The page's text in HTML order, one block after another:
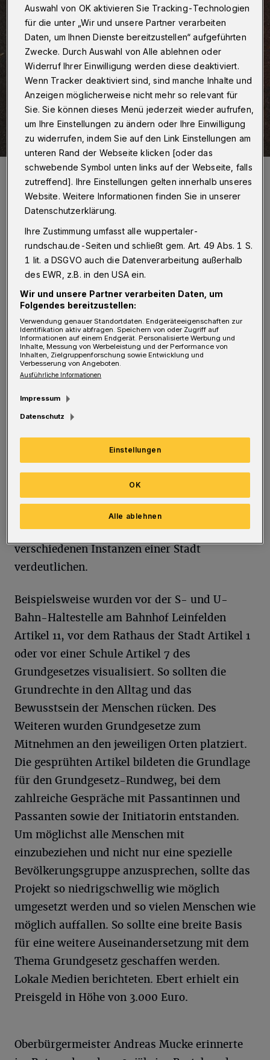
Schriftzug Artikel 1(1), Grundgesetz. Vor dem Rathaus in Leinfelden.
Foto: Iris Ebert
D ie Studentin Iris Ebert setzte sich in
demProjekt „Grundgesetz Rundweg“,
das aus eigenen Mitteln sowie aus einem
Projekt-Budget der Bergischen Universität
Wuppertal finanziert wurde, auf kreativ-
künstlerische Weise mit dem Grundgesetz
auseinander und brachte es in den
August 2018 sprühte sie in der baden-
württembergischen Kleinstadt Leinfelden
verschiedene Artikel des Grundgesetzes aus
wasserlöslicher Kreide im öffentlichen Raum
auf den Boden. Die ausgewählten Artikel
standen dabei im Zusammenhang mit den
entsprechenden Stellen der Stadt und sollten
die Wirkung des Grundgesetzes im Alltag mit
verschiedenen Instanzen einer Stadt
verdeutlichen.
Beispielsweise wurden vor der S- und U-
Bahn-Haltestelle am Bahnhof Leinfelden
Artikel 11, vor dem Rathaus der Stadt Artikel 1
oder vor einer Schule Artikel 7 des
Grundgesetzes visualisiert. So sollten die
Grundrechte in den Alltag und das
Bewusstsein der Menschen rücken. Des
Weiteren wurden Grundgesetze zum
Mitnehmen an den jeweiligen Orten platziert.
Die gesprühten Artikel bildeten die Grundlage
für den Grundgesetz-Rundweg, bei dem
zahlreiche Gespräche mit Passantinnen und
Passanten sowie der Initiatorin entstanden.
Um möglichst alle Menschen mit
einzubeziehen und nicht nur eine spezielle
Bevölkerungsgruppe anzusprechen, sollte das
Projekt so niedrigschwellig wie möglich
umgesetzt werden und so vielen Menschen wie
möglich auffallen. So sollte eine breite Basis
für eine weitere Auseinandersetzung mit dem
Thema Grundgesetz geschaffen werden.
Lokale Medien berichteten. Ebert erhielt ein
Preisgeld in Höhe von 3.000 Euro.
Oberbürgermeister Andreas Mucke erinnerte
Auswahl von OK aktivieren Sie Tracking-Technologien
für die unter „Wir und unsere Partner verarbeiten
Daten, um Ihnen Dienste bereitzustellen“ aufgeführten
Zwecke. Durch Auswahl von Alle ablehnen oder
Widerruf Ihrer Einwilligung werden diese deaktiviert.
Wenn Tracker deaktiviert sind, sind manche Inhalte und
Anzeigen möglicherweise nicht mehr so relevant für
Sie. Sie können dieses Menü jederzeit wieder aufrufen,
um Ihre Einstellungen zu ändern oder Ihre Einwilligung
zu widerrufen, indem Sie auf den Link Einstellungen am
unteren Rand der Webseite klicken [oder das
schwebende Symbol unten links auf der Webseite, falls
zutreffend]. Ihre Einstellungen gelten innerhalb unseres
Website. Weitere Informationen finden Sie in unserer
Datenschutzerklärung.
Ihre Zustimmung umfasst alle wuppertaler-
rundschau.de-Seiten und schließt gem. Art. 49 Abs. 1 S.
1 lit. a DSGVO auch die Datenverarbeitung außerhalb
des EWR, z.B. in den USA ein.
Wir und unsere Partner verarbeiten Daten, um
Folgendes bereitzustellen:
Verwendung genauer Standortdaten. Endgeräteeigenschaften zur
Identifikation aktiv abfragen. Speichern von oder Zugriff auf
Informationen auf einem Endgerät. Personalisierte Werbung und
Inhalte, Messung von Werbeleistung und der Performance von
Inhalten, Zielgruppenforschung sowie Entwicklung und
Verbesserung von Angeboten.
Ausführliche Informationen
Impressum
Datenschutz
Einstellungen
Alle ablehnen
OK